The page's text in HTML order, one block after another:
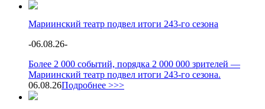
Мариинский театр подвел итоги 243-го сезона
-06.08.26-
Более 2 000 событий, порядка 2 000 000 зрителей —
Мариинский театр подвел итоги 243-го сезона.
06.08.26Подробнее >>>